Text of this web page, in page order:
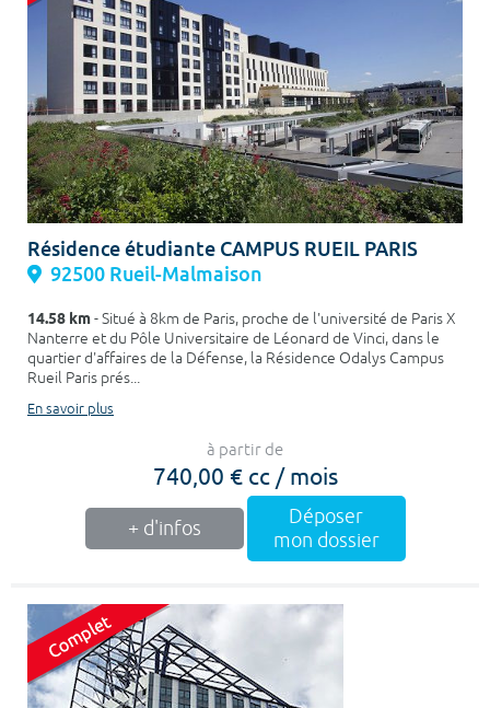
Résidence étudiante CAMPUS RUEIL PARIS
92500 Rueil-Malmaison
14.58 km- Situé à 8km de Paris, proche de l'université de Paris X
Nanterre et du Pôle Universitaire de Léonard de Vinci, dans le
quartier d'affaires de la Défense, la Résidence Odalys Campus
Rueil Paris prés...
En savoir plus
à partir de
740,00 € cc / mois
+ d'infos
Déposer
mon dossier